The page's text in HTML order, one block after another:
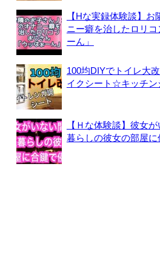
【Hな実録体験談】
ニー癖を治したロリ
ーん」
100均DIYでトイレ大
イクシート☆キッチ
【Ｈな体験談】彼女
暮らしの彼女の部屋に